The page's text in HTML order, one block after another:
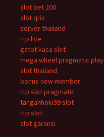
slot bet 200
slot qris
server thailand
rtp live
gatot kaca slot
mega wheel pragmatic play
slot thailand
bonus new member
rtp slot pragmatic
tanganhoki99 slot
rtp slot
slot garansi